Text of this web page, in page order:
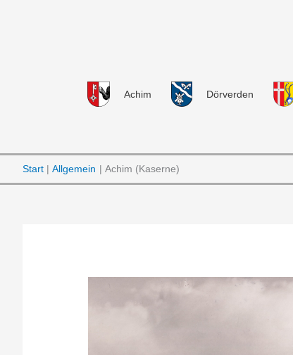
Achim Dörverden
Start Allgemein Achim (Kaserne)